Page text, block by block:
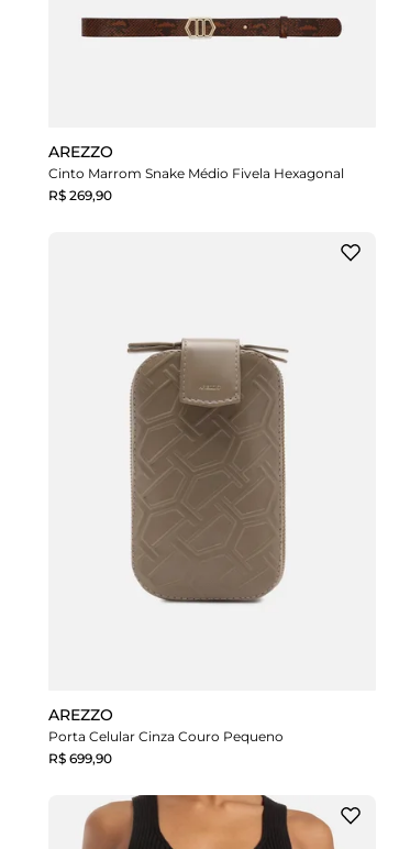
AREZZO
Cinto Marrom Snake Médio Fivela Hexagonal
R$ 269,90
AREZZO
Porta Celular Cinza Couro Pequeno
R$ 699,90